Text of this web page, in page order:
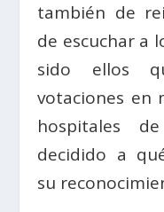
también de
de escuchar a
sido ellos
votaciones en
hospitales
decidido a
su